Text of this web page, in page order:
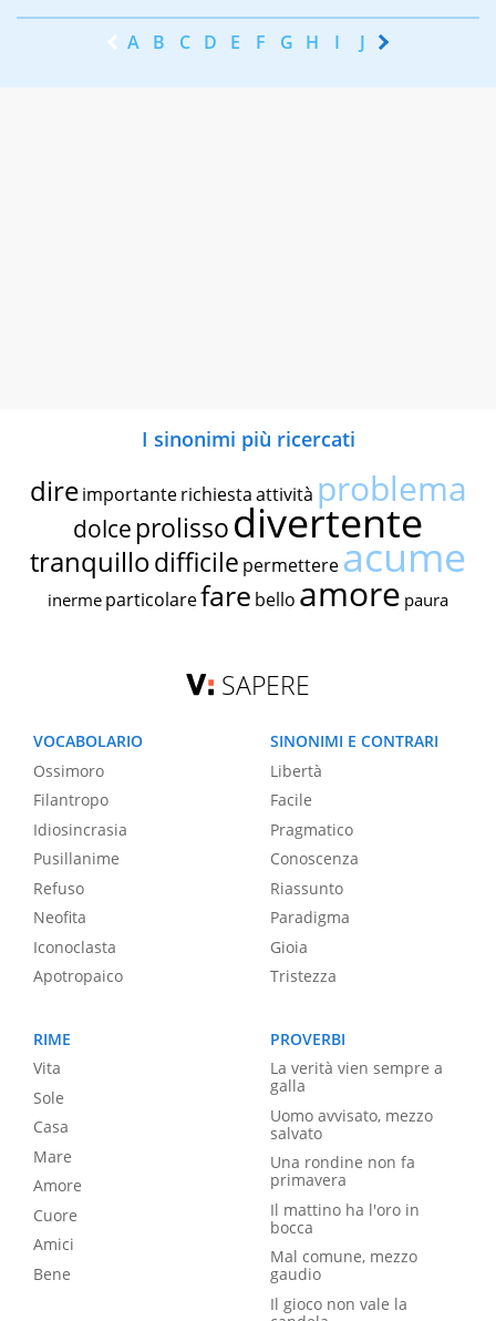
A B C D E F G H I J K
I sinonimi più ricercati
dire importante richiestaattività problema
dolce prolissodivertente
tranquillodifficile permettereacume
inerme particolarefare bello amore paura
SAPERE
VOCABOLARIO
Ossimoro
Filantropo
Idiosincrasia
Pusillanime
Refuso
Neofita
Iconoclasta
Apotropaico
SINONIMI E CONTRARI
Libertà
Facile
Pragmatico
Conoscenza
Riassunto
Paradigma
Gioia
Tristezza
RIME
Vita
Sole
Casa
Mare
Amore
Cuore
Amici
Bene
PROVERBI
La verità vien sempre a
galla
Uomo avvisato, mezzo
salvato
Una rondine non fa
primavera
Il mattino ha l'oro in
bocca
Mal comune, mezzo
gaudio
Il gioco non vale la